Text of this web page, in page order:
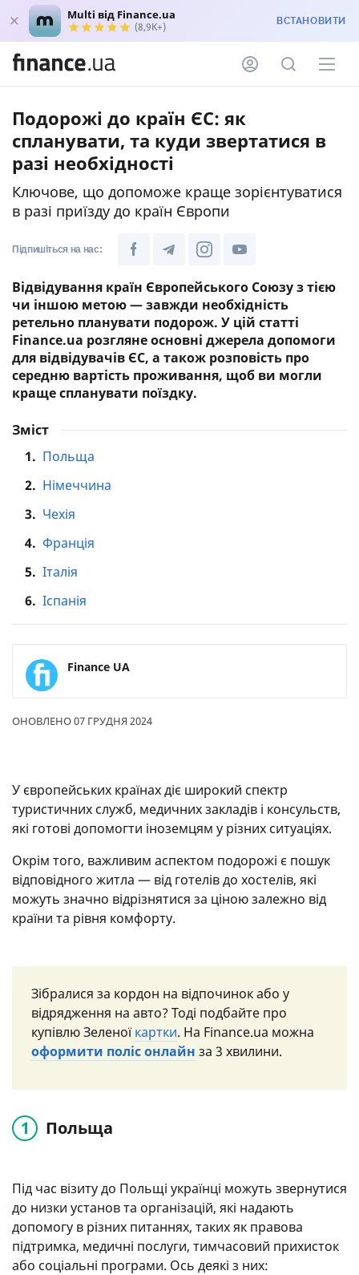
Multi від Finance.ua
(8,9K+) ВСТАНОВИТИ
Подорожі до країн ЄС: як
спланувати, та куди звертатися в
разі необхідності
Ключове, що допоможе краще зорієнтуватися
в разі приїзду до країн Європи
Підпишіться на нас:
Відвідування країн Європейського Союзу з тією
чи іншою метою — завжди необхідність
ретельно планувати подорож. У цій статті
Finance.ua розгляне основні джерела допомоги
для відвідувачів ЄС, а також розповість про
середню вартість проживання, щоб ви могли
краще спланувати поїздку.
Зміст
1. Польща
2. Німеччина
3. Чехія
4. Франція
5. Італія
6. Іспанія
Finance UA
ОНОВЛЕНО 07 ГРУДНЯ 2024
У європейських країнах діє широкий спектр
туристичних служб, медичних закладів і консульств,
які готові допомогти іноземцям у різних ситуаціях.
Окрім того, важливим аспектом подорожі є пошук
відповідного житла — від готелів до хостелів, які
можуть значно відрізнятися за ціною залежно від
країни та рівня комфорту.
Зібралися за кордон на відпочинок або у
відрядження на авто? Тоді подбайте про
купівлю Зеленоїкартки. На Finance.ua можна
оформити поліс онлайн за 3 хвилини.
Польща
Під час візиту до Польщі українці можуть звернутися
до низки установ та організацій, які надають
допомогу в різних питаннях, таких як правова
підтримка, медичні послуги, тимчасовий прихисток
або соціальні програми. Ось деякі з них: